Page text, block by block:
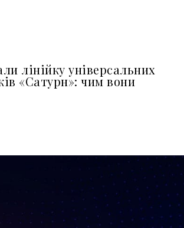
лінійку універсальних
«Сатурн»: чим вони